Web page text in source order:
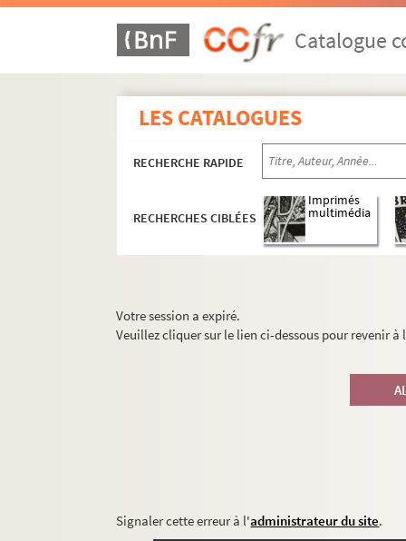
Catalogue
LES CATALOGUES
RECHERCHE RAPIDE
RECHERCHES CIBLÉES
Imprimés
multimédia
Votre session a expiré.
Veuillez cliquer sur le lien ci-dessous pour revenir
Signaler cette erreur à l'administrateur du site.